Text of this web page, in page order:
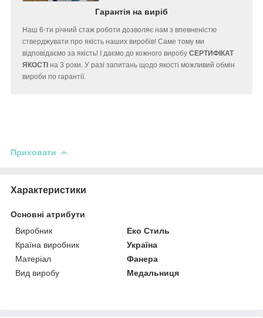
Гарантія на виріб
Наш 6-ти річний стаж роботи дозволяє нам з впевненістю
стверджувати про якість наших виробів! Саме тому ми
відповідаємо за якість! І даємо до кожного виробу СЕРТИФІКАТ
ЯКОСТІ на 3 роки. У разі запитань щодо якості можливий обмін
вироби по гарантії.
Приховати
Характеристики
Основні атрибути
Виробник
Еко Стиль
Країна виробник
Україна
Матеріал
Фанера
Вид виробу
Медальниця